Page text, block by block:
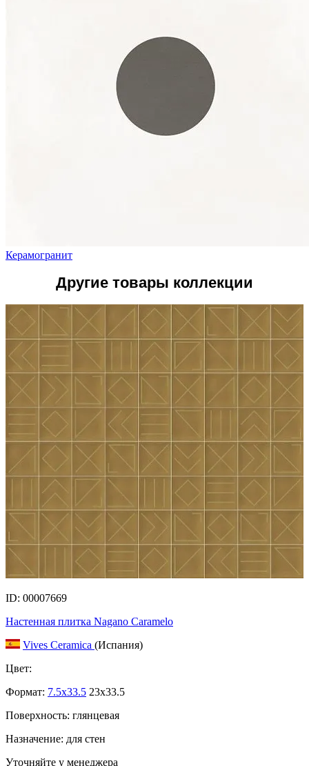
Керамогранит
Другие товары коллекции
ID: 00007669
Настенная плитка Nagano Caramelo
Vives Ceramica (Испания)
Цвет:
Формат: 7.5x33.5 23x33.5
Поверхность: глянцевая
Назначение: для стен
Уточняйте у менеджера